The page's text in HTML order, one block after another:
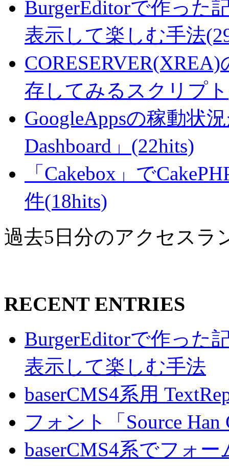
BurgerEditorで作った
表示して楽しむ手法
存してみるスクリプ
GoogleAppsの稼動状
Dashboard」(22hits)
「Cakebox」で
件(18hits)
過去5日分のアクセスラ
RECENT ENTRIES
BurgerEditorで作った
表示して楽しむ手法
baserCMS4系用
フォント「Source
baserCMS4系でフォ